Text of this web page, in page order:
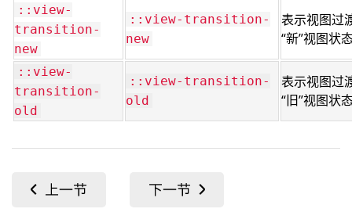
::view-
transition-
new
::view-transition-
new
表示视图过
“新”视图状
::view-
transition-
old
::view-transition-
old
表示视图过
“旧”视图状